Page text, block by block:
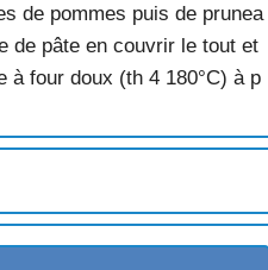
de pommes puis de prunea
de pâte en couvrir le tout et
à four doux (th 4 180°C) à p